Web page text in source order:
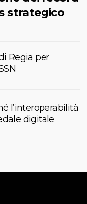
strategico
Regia per
l’interoperabilità
digitale